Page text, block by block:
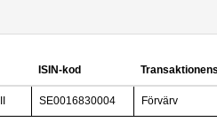
ISIN-kod
SE0016830004 Förvärv